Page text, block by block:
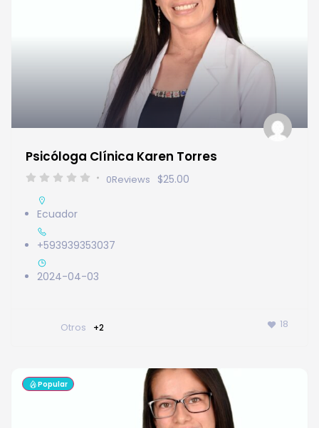
Psicóloga Clínica Karen Torres
0Reviews $25.00
Ecuador
+593939353037
2024-04-03
Otros +2 18
Popular